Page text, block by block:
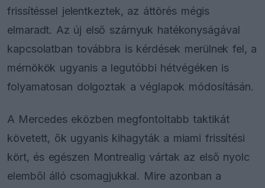
frissítéssel jelentkeztek, az áttörés mégis
elmaradt. Az új első szárnyuk hatékonyságával
kapcsolatban továbbra is kérdések merülnek fel, a
mérnökök ugyanis a legutóbbi hétvégéken is
folyamatosan dolgoztak a véglapok módosításán.
A Mercedes eközben megfontoltabb taktikát
követett, ők ugyanis kihagyták a miami frissítési
kört, és egészen Montrealig vártak az első nyolc
elemből álló csomagjukkal. Mire azonban a